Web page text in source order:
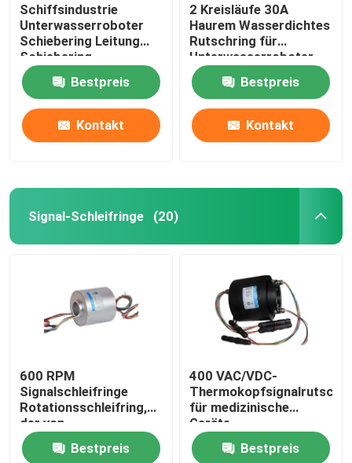
Schiffsindustrie
Unterwasserroboter
Schiebering Leitung
Schiebering
wasserdicht
Bestpreis
Kontakt
2 Kreisläufe 30A
Haurem Wasserdichtes
Rutschring für
Unterwasserroboter
Bestpreis
Kontakt
Signal-Schleifringe (20)
600 RPM
Signalschleifringe
Rotationsschleifring,
der von
Verpackungsmaschinen
verwendet wird
Bestpreis
400 VAC/VDC-
für medizinische
Geräte
Bestpreis